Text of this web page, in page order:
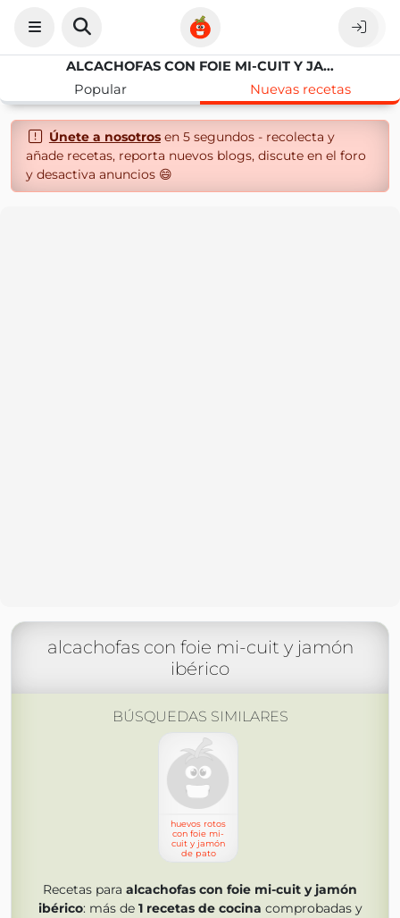
ALCACHOFAS CON FOIE MI-CUIT Y JAMÓN IBÉRICO
Popular
Nuevas recetas
Únete a nosotrosen 5 segundos - recolecta y
añade recetas, reporta nuevos blogs, discute en el foro
y desactiva anuncios 😄
alcachofas con foie mi-cuit y jamón
ibérico
BÚSQUEDAS SIMILARES
huevos rotos
con foie mi-
cuit y jamón
de pato
Recetas para alcachofas con foie mi-cuit y jamón
ibérico: más de 1 recetas de cocina comprobadas y